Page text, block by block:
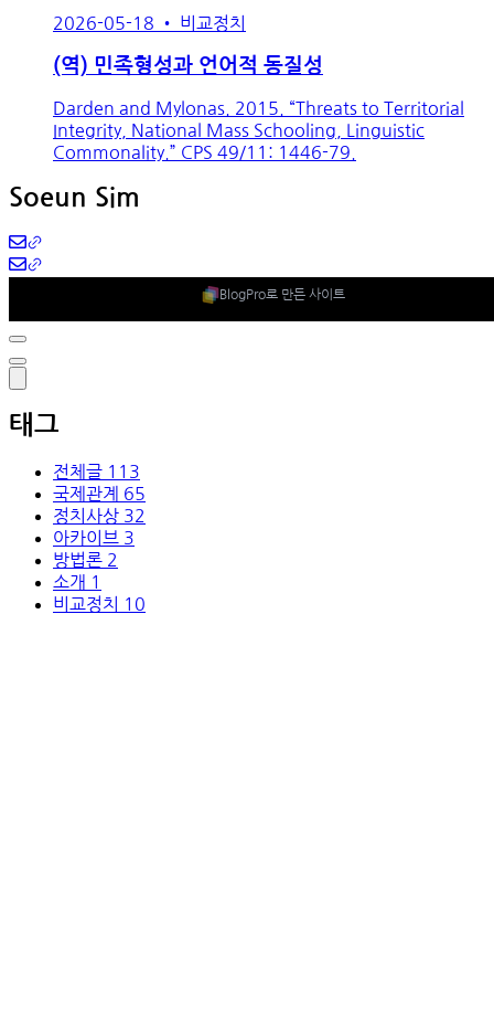
2026-05-18 • 비교정치
(역) 민족형성과 언어적 동질성
Darden and Mylonas. 2015. “Threats to Territorial
Integrity, National Mass Schooling, Linguistic
Commonality.” CPS 49/11: 1446-79.
Soeun Sim
BlogPro로 만든 사이트
태그
전체글 113
국제관계 65
정치사상 32
아카이브 3
방법론 2
소개 1
비교정치
10